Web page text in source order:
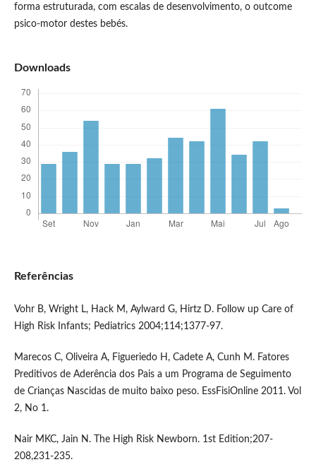
forma estruturada, com escalas de desenvolvimento, o outcome
psico-motor destes bebés.
Downloads
Referências
Vohr B, Wright L, Hack M, Aylward G, Hirtz D. Follow up Care of
High Risk Infants; Pediatrics 2004;114;1377-97.
Marecos C, Oliveira A, Figueriedo H, Cadete A, Cunh M. Fatores
Preditivos de Aderência dos Pais a um Programa de Seguimento
de Crianças Nascidas de muito baixo peso. EssFisiOnline 2011. Vol
2, No 1.
Nair MKC, Jain N. The High Risk Newborn. 1st Edition;207-
208,231-235.